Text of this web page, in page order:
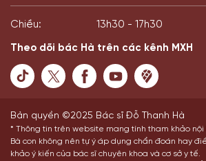
Chiều: 13h30 - 17h30
Theo dõi bác Hà trên các kênh MXH
Bản quyền ©2025 Bác sĩ Đỗ Thanh Hà
* Thông tin trên website mang tính tham khảo nội
Bà con không nên tự ý áp dụng chẩn đoán hay
khảo ý kiến của bác sĩ chuyên khoa và cơ sở y tế.